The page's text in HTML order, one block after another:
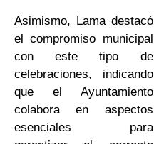
Asimismo, Lama destacó
el compromiso municipal
con este tipo de
celebraciones, indicando
que el Ayuntamiento
colabora en aspectos
esenciales para